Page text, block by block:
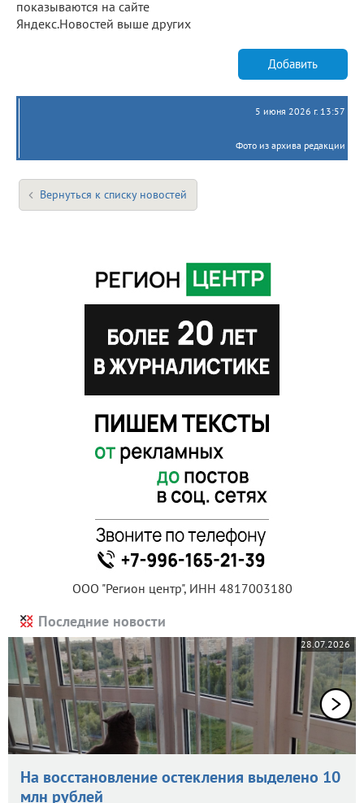
показываются на сайте
Яндекс.Новостей выше других
Добавить
5 июня 2026 г. 13:57
Фото из архива редакции
Вернуться к списку новостей
ООО "Регион центр", ИНН 4817003180
Последние новости
28.07.2026
На восстановление остекления выделено 10
млн рублей